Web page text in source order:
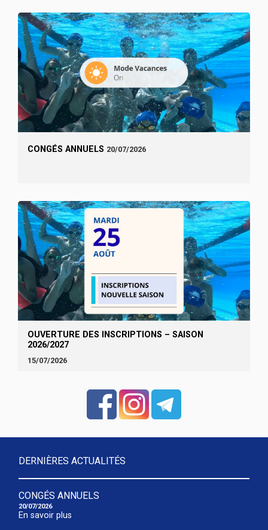
CONGÉS ANNUELS 20/07/2026
OUVERTURE DES INSCRIPTIONS – SAISON
2026/2027
15/07/2026
DERNIÈRES ACTUALITÉS
CONGÉS ANNUELS
20/07/2026
En savoir plus